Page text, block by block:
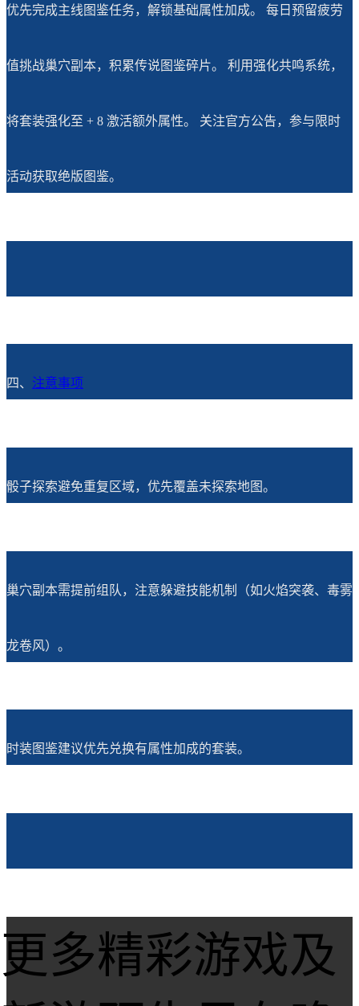
优先完成主线图鉴任务，解锁基础属性加成。 每日预留疲劳
值挑战巢穴副本，积累传说图鉴碎片。 利用强化共鸣系统，
将套装强化至 + 8 激活额外属性。 关注官方公告，参与限时
活动获取绝版图鉴。
四、 注意事项
骰子探索避免重复区域，优先覆盖未探索地图。
巢穴副本需提前组队，注意躲避技能机制（如火焰突袭、毒雾
龙卷风）。
时装图鉴建议优先兑换有属性加成的套装。
更多精彩游戏及